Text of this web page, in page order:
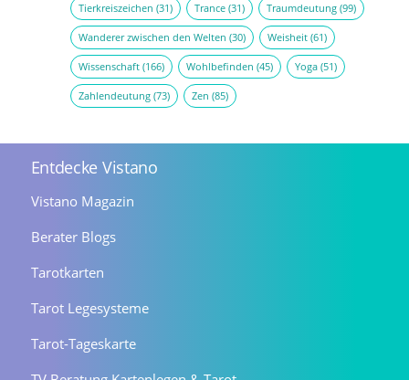
Tierkreiszeichen (31) Trance(31) Traumdeutung(99)
Wanderer zwischen den Welten (30) Weisheit(61)
Wissenschaft(166) Wohlbefinden (45) Yoga(51)
Zahlendeutung(73) Zen (85)
Entdecke Vistano
Vistano Magazin
Berater Blogs
Tarotkarten
Tarot Legesysteme
Tarot-Tageskarte